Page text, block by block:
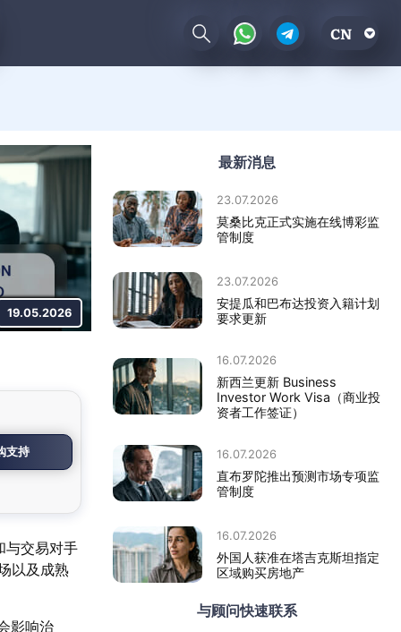
CN
19.05.2026
支持
与交易对手
以及成熟
影响治
最新消息
23.07.2026
莫桑比克正式实施在线博彩监
管制度
23.07.2026
安提瓜和巴布达投资入籍计划
要求更新
16.07.2026
新西兰更新 Business
Investor Work Visa（商业投
资者工作签证）
16.07.2026
直布罗陀推出预测市场专项监
管制度
16.07.2026
外国人获准在塔吉克斯坦指定
区域购买房地产
与顾问快速联系